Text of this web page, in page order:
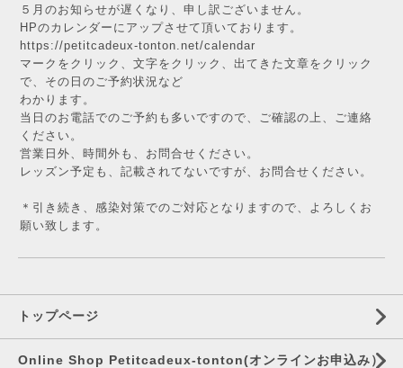
５月のお知らせが遅くなり、申し訳ございません。
HPのカレンダーにアップさせて頂いております。
https://petitcadeux-tonton.net/calendar
マークをクリック、文字をクリック、出てきた文章をクリック
で、その日のご予約状況など
わかります。
当日のお電話でのご予約も多いですので、ご確認の上、ご連絡
ください。
営業日外、時間外も、お問合せください。
レッズン予定も、記載されてないですが、お問合せください。
＊引き続き、感染対策でのご対応となりますので、よろしくお
願い致します。
トップページ
Online Shop Petitcadeux-tonton(オンラインお申込み）